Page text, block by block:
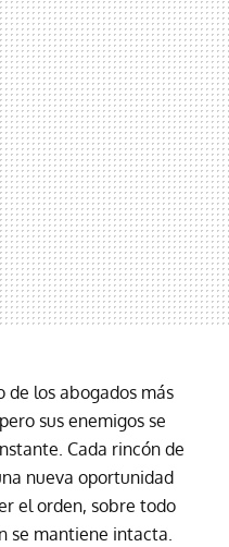
de los abogados más
sus enemigos se
Cada rincón de
nueva oportunidad
el orden, sobre todo
se mantiene intacta.